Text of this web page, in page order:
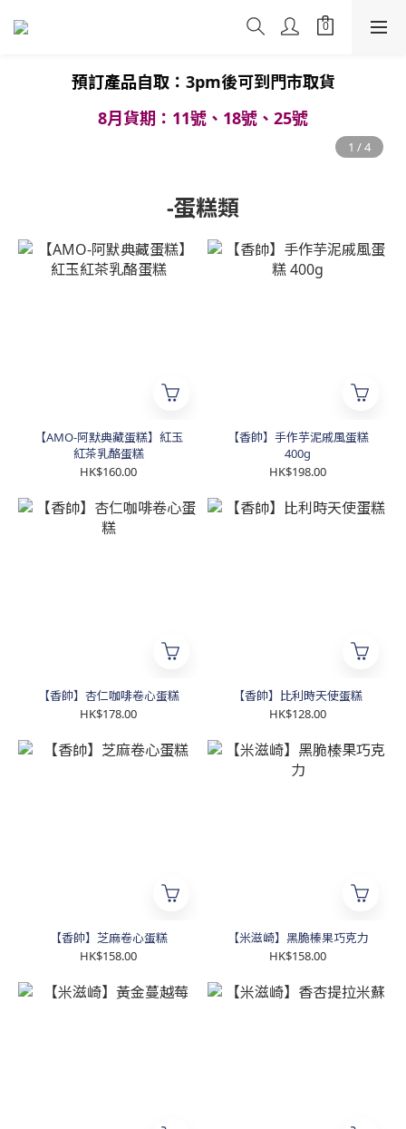
預訂產品自取：3pm後可到門市取貨
8月貨期：11號、18號、25號
-蛋糕類
【AMO-阿默典藏蛋糕】紅玉
紅茶乳酪蛋糕
HK$160.00
【香帥】手作芋泥戚風蛋糕
400g
HK$198.00
【香帥】杏仁咖啡卷心蛋糕
HK$178.00
【香帥】比利時天使蛋糕
HK$128.00
【香帥】芝麻卷心蛋糕
HK$158.00
【米滋崎】黑脆榛果巧克力
HK$158.00